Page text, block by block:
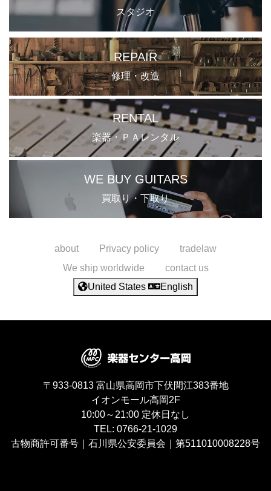
スタジオ
REPAIR
修理・改造
RENTAL
楽器・ＰＡレンタル
WE BUY GUITARS
買取り・下取り
about Privacy policy
tradelaw
We ship worldwide
contact us
United States
English
〒933-0813 富山県高岡市下伏間江383番地
イオンモール高岡2F
10:00～21:00 定休日なし
TEL: 0766-21-1029
古物商許可番号｜石川県公安委員会｜第511010008228号